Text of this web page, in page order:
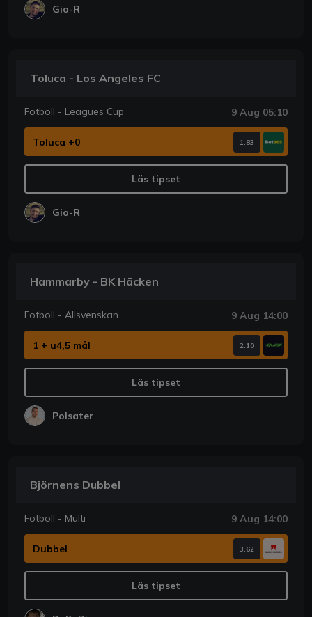
Gio-R
Toluca - Los Angeles FC
Fotboll - Leagues Cup 9 Aug 05:10
Toluca +0 1.83
Läs tipset
Gio-R
Hammarby - BK Häcken
Fotboll - Allsvenskan 9 Aug 14:00
1 + u4,5 mål 2.10
Läs tipset
Polsater
Björnens Dubbel
Fotboll - Multi 9 Aug 14:00
Dubbel 3.62
Läs tipset